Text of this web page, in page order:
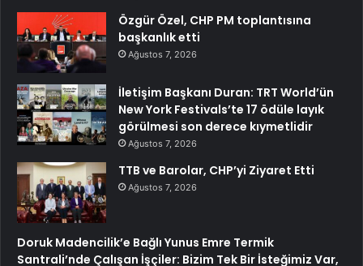
Özgür Özel, CHP PM toplantısına
başkanlık etti
Ağustos 7, 2026
İletişim Başkanı Duran: TRT World’ün
New York Festivals’te 17 ödüle layık
görülmesi son derece kıymetlidir
Ağustos 7, 2026
TTB ve Barolar, CHP’yi Ziyaret Etti
Ağustos 7, 2026
Doruk Madencilik’e Bağlı Yunus Emre Termik
Santrali’nde Çalışan İşçiler: Bizim Tek Bir İsteğimiz Var,